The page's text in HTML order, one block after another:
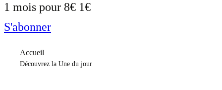
1 mois pour 8€ 1€
S'abonner
Accueil
Découvrez la Une du jour